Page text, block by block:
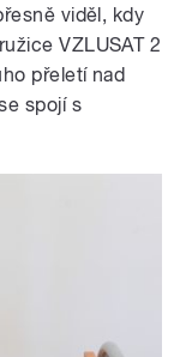
viděl, kdy
VZLUSAT 2
přeletí nad
spojí s